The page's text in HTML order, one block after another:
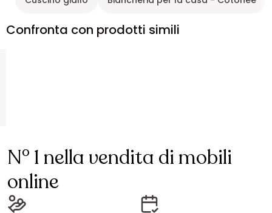
Confronta con prodotti simili
N° 1 nella vendita di mobili
online